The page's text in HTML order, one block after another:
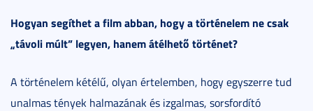
Hogyan segíthet a film abban, hogy a történelem ne csak
„távoli múlt” legyen, hanem átélhető történet?
A történelem kétélű, olyan értelemben, hogy egyszerre tud
unalmas tények halmazának és izgalmas, sorsfordító